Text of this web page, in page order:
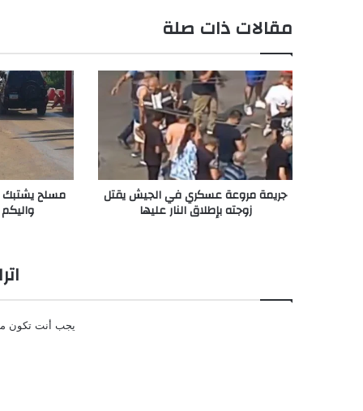
مقالات ذات صلة
جريمة مروعة عسكري في الجيش يقتل
زوجته بإطلاق النار عليها
مسلح يشتبك
يجب أنت تكون